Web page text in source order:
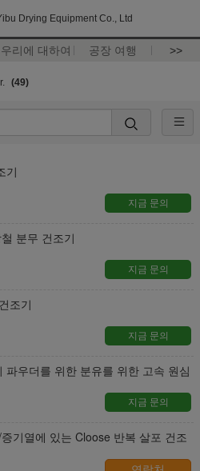
Drying Equipment Co., Ltd
우리에 대하여 공장 여행 >>
(49)
기
지금 문의
분무 건조기
지금 문의
조기
지금 문의
파우더를 위한 분유를 위한 고속 원심
지금 문의
기열에 있는 Cloose 반복 살포 건조